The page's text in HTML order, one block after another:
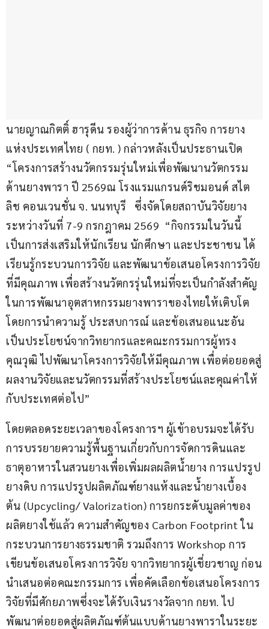
นายญาณกิตติ์ ฮารุดีน รองผู้ว่าการด้าน ธุรกิจ การยาง
แห่งประเทศไทย ( กยท. ) กล่าวหลังเป็นประธานเปิด
“โครงการสร้างนวัตกรรมรุ่นใหม่เพื่อพัฒนานวัตกรรม
ด้านยางพารา ปี 2569ณ โรงแรมแกรนด์ริชมอนด์ สไต
ลิช คอนเวนชั่น จ. นนทบุรี   ซึ่งจัดโดยสถาบันวิจัยยาง
ระหว่างวันที่ 7-9 กรกฎาคม 2569  “กิจกรรมในวันนี้
เป็นการส่งเสริมให้นักเรียน นักศึกษา และประชาชน ได้
เรียนรู้กระบวนการวิจัย และพัฒนาข้อเสนอโครงการวิจัย
ที่มีคุณภาพ เพื่อสร้างนวัตกรรุ่นใหม่ที่จะเป็นกำลังสำคัญ
ในการพัฒนาอุตสาหกรรมยางพาราของไทยให้เติบโต
โดยการนำความรู้ ประสบการณ์ และข้อเสนอแนะอัน
เป็นประโยชน์จากวิทยากรและคณะกรรมการผู้ทรง
คุณวุฒิ ไปพัฒนาโครงการวิจัยให้มีคุณภาพ เพื่อต่อยอดสู่
ผลงานวิจัยและนวัตกรรมที่สร้างประโยชน์และคุณค่าให้
กับประเทศต่อไป”
โดยตลอดระยะเวลาของโครงการฯ ผู้เข้าอบรมจะได้รับ
การบรรยายความรู้พื้นฐานเกี่ยวกับการจัดการดินและ
ธาตุอาหารในสวนยางเพื่อเพิ่มผลผลิตน้ำยาง การแปรรูป
ยางดิบ การแปรรูปผลิตภัณฑ์ยางแห้งและน้ำยางเบื้อง
ต้น (Upcycling/ Valorization) การยกระดับมูลค่าของ
ผลิตยางใช้แล้ว ความสำคัญของ Carbon Footprint ใน
กระบวนการยางธรรมชาติ รวมถึงการ Workshop การ
เขียนข้อเสนอโครงการวิจัย จากวิทยากรผู้เชี่ยวชาญ ก่อน
นำเสนอต่อคณะกรรมการ เพื่อคัดเลือกข้อเสนอโครงการ
วิจัยที่มีศักยภาพซึ่งจะได้รับเงินรางวัลจาก กยท. ไป
พัฒนาต่อยอดสู่ผลิตภัณฑ์ต้นแบบด้านยางพาราในระยะ